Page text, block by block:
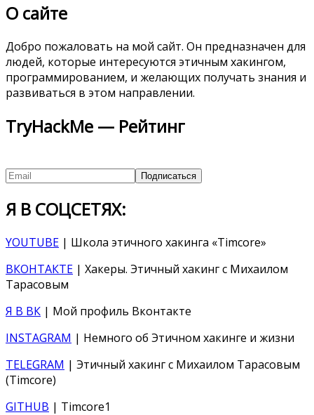
О сайте
Добро пожаловать на мой сайт. Он предназначен для
людей, которые интересуются этичным хакингом,
программированием, и желающих получать знания и
развиваться в этом направлении.
TryHackMe — Рейтинг
Я В СОЦСЕТЯХ:
YOUTUBE | Школа этичного хакинга «Timcore»
ВКОНТАКТЕ | Хакеры. Этичный хакинг с Михаилом
Тарасовым
Я В ВК | Мой профиль Вконтакте
INSTAGRAM | Немного об Этичном хакинге и жизни
TELEGRAM | Этичный хакинг с Михаилом Тарасовым
(Timcore)
GITHUB | Timcore1